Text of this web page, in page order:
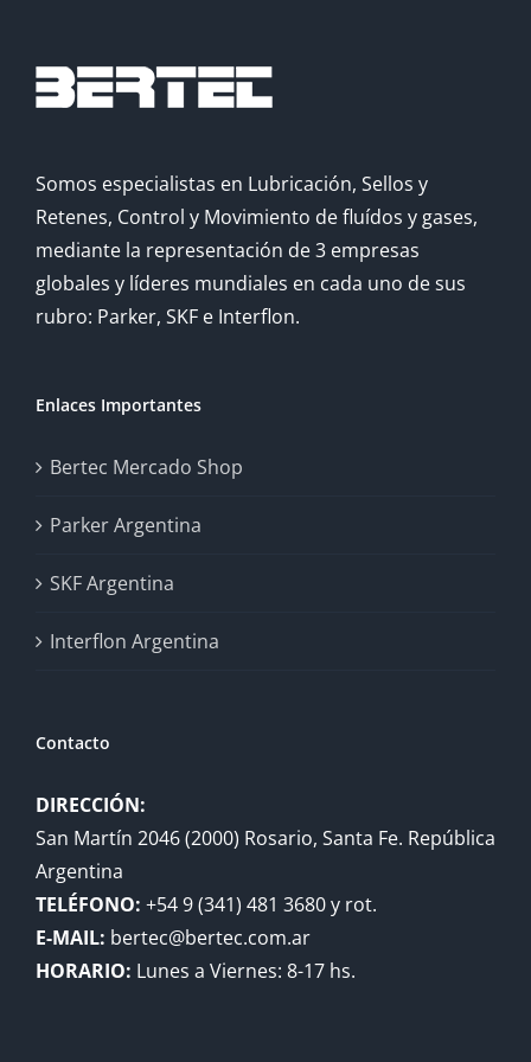
Somos especialistas en Lubricación, Sellos y
Retenes, Control y Movimiento de fluídos y gases,
mediante la representación de 3 empresas
globales y líderes mundiales en cada uno de sus
rubro: Parker, SKF e Interflon.
Enlaces Importantes
Bertec Mercado Shop
Parker Argentina
SKF Argentina
Interflon Argentina
Contacto
DIRECCIÓN:
San Martín 2046 (2000) Rosario, Santa Fe. República
Argentina
TELÉFONO: +54 9 (341) 481 3680 y rot.
E-MAIL: bertec@bertec.com.ar
HORARIO: Lunes a Viernes: 8-17 hs.